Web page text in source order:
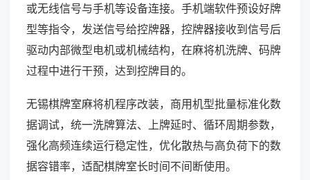
或无线信号与手机等设备连接。手机端软件预设好牌
型等指令，发送信号给控牌器，控牌器接收到信号后
驱动内部微型电机或机械结构，在麻将机洗牌、码牌
过程中进行干预，达到控牌目的。
无锡棋牌室麻将机程序改装，商用机型批量标准化数
据调试，统一洗牌算法、上牌延时、循环周期参数，
强化高频连续运行稳定性，优化散热与高负荷下的数
据容错率，适配棋牌室长时间不间断使用。